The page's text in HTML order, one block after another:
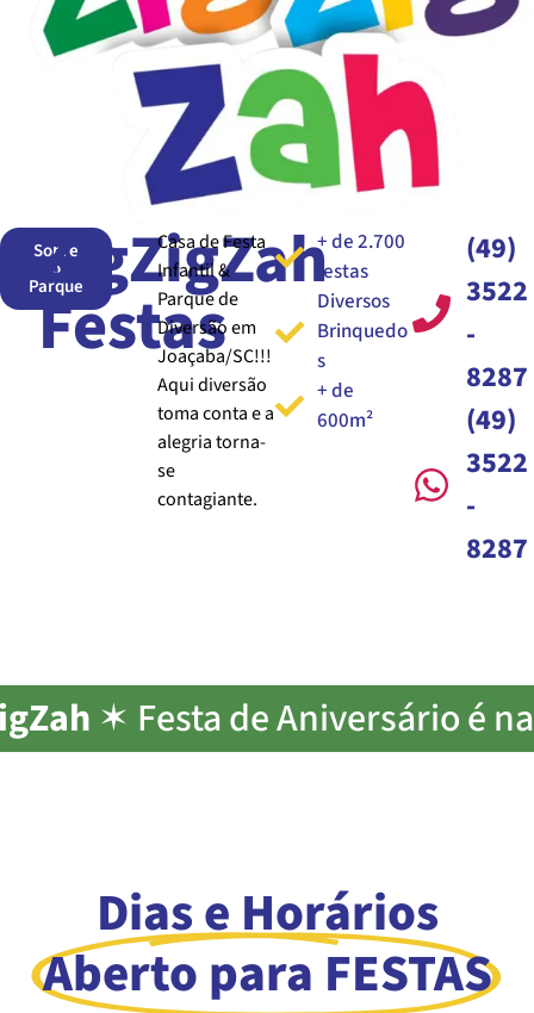
Sobre
o
Parque
ZigZigZah
Festas
Casa de Festa
Infantil &
Parque de
Diversão em
Joaçaba/SC!!!
Aqui diversão
toma conta e a
alegria torna-
se
contagiante.
+ de 2.700
festas
Diversos
Brinquedo
s
+ de
600m²
(49)
3522
-
8287
(49)
3522
-
8287
✶ Festa de Aniversário é
Dias e Horários
Aberto para FESTAS